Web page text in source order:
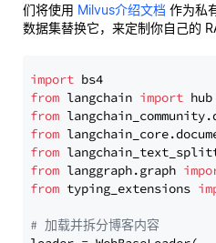
们将使用 Milvus介绍文档 作为私
数据集替换它，来定制你自己的
import
from langchain import
from
from
from
from langgraph.graph
from typing_extensions
# 加载并拆分博客内容